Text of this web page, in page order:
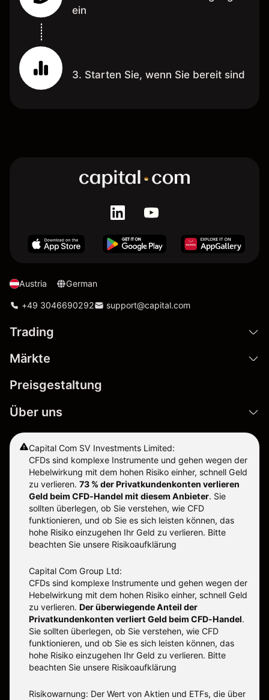
ein
3. Starten Sie, wenn Sie bereit sind
Austria German
+49 3046690292 support@capital.com
Trading
Märkte
Preisgestaltung
Über uns
Capital Com SV Investments Limited:
CFDs sind komplexe Instrumente und gehen wegen der
Hebelwirkung mit dem hohen Risiko einher, schnell Geld
zu verlieren. 73 % der Privatkundenkonten verlieren
Geld beim CFD-Handel mit diesem Anbieter. Sie
sollten überlegen, ob Sie verstehen, wie CFD
funktionieren, und ob Sie es sich leisten können, das
hohe Risiko einzugehen Ihr Geld zu verlieren. Bitte
beachten Sie unsere Risikoaufklärung
Capital Com Group Ltd:
CFDs sind komplexe Instrumente und gehen wegen der
Hebelwirkung mit dem hohen Risiko einher, schnell Geld
zu verlieren. Der überwiegende Anteil der
Privatkundenkonten verliert Geld beim CFD-Handel.
Sie sollten überlegen, ob Sie verstehen, wie CFD
funktionieren, und ob Sie es sich leisten können, das
hohe Risiko einzugehen Ihr Geld zu verlieren. Bitte
beachten Sie unsere Risikoaufklärung
Risikowarnung: Der Wert von Aktien und ETFs, die über